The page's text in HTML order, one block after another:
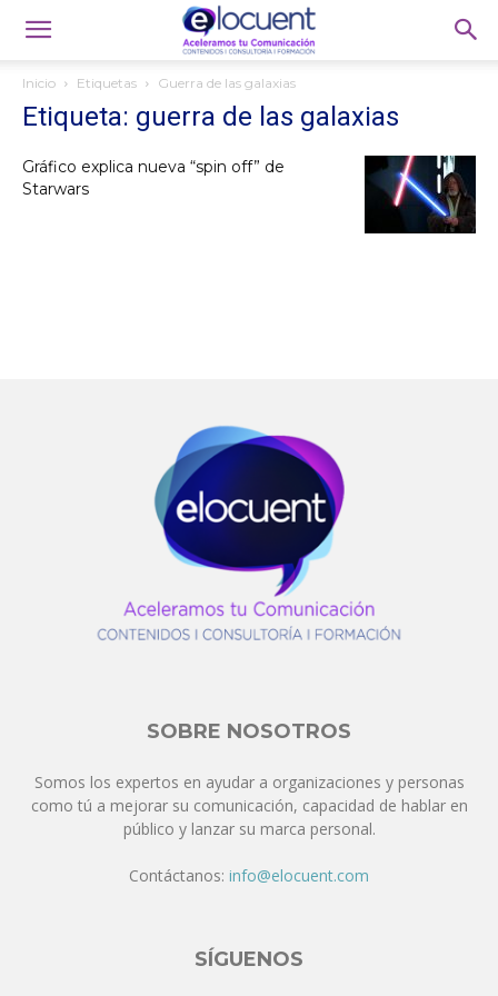
Inicio Etiquetas Guerra de las galaxias
Etiqueta: guerra de las galaxias
Gráfico explica nueva “spin off” de
Starwars
SOBRE NOSOTROS
Somos los expertos en ayudar a organizaciones y personas
como tú a mejorar su comunicación, capacidad de hablar en
público y lanzar su marca personal.
Contáctanos: info@elocuent.com
SÍGUENOS